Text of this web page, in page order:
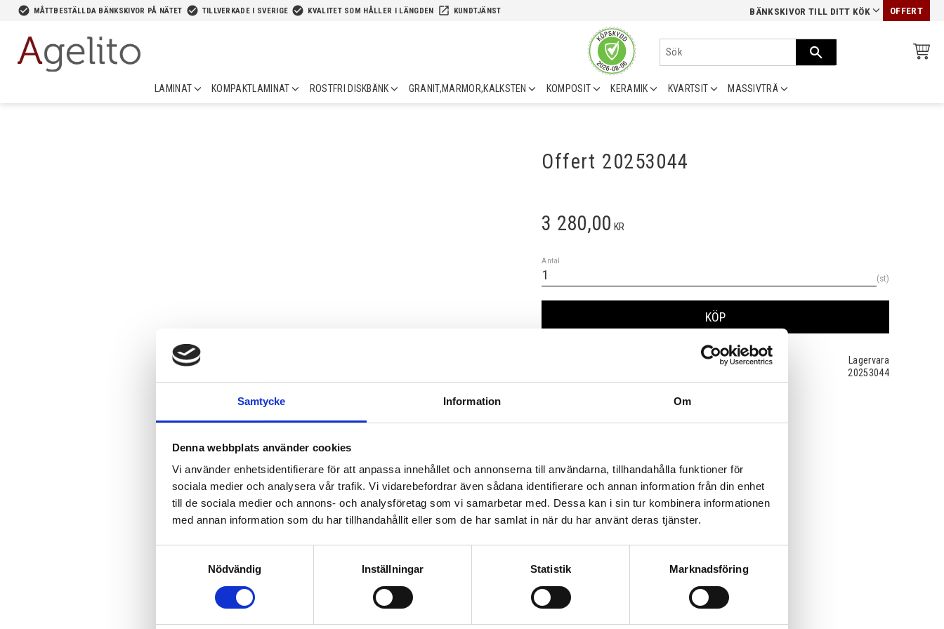
Samtycke Information Om
Denna webbplats använder cookies
Vi använder enhetsidentifierare för att anpassa innehållet och annonserna till användarna, tillhandahålla funktioner för
sociala medier och analysera vår trafik. Vi vidarebefordrar även sådana identifierare och annan information från din enhet
till de sociala medier och annons- och analysföretag som vi samarbetar med. Dessa kan i sin tur kombinera informationen
med annan information som du har tillhandahållit eller som de har samlat in när du har använt deras tjänster.
Nödvändig
Inställningar Statistik Marknadsföring
check_circle MÅTTBESTÄLLDA BÄNKSKIVOR PÅ NÄTET check_circle TILLVERKADE I SVERIGE check_circle KVALITET SOM HÅLLER I LÄNGDEN launch KUNDTJÄNST BÄNKSKIVOR TILL DITT KÖK OFFERT
LAMINAT KOMPAKTLAMINAT ROSTFRI DISKBÄNK GRANIT,MARMOR,KALKSTEN KOMPOSIT KERAMIK KVARTSIT MASSIVTRÄ
Offert 20253044
3 280,00 KR
Antal
st
KÖP
Lagervara
20253044